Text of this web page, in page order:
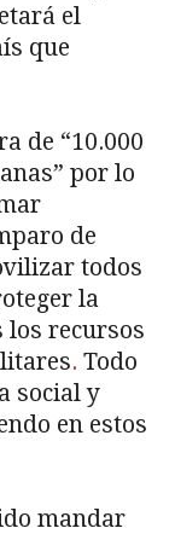
el
que
de “10.000
por lo
de
todos
la
los recursos
. Todo
social y
en estos
mandar